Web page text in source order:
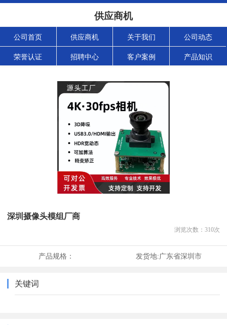
供应商机
公司首页 供应商机 关于我们 公司动态
荣誉认证 招聘中心 客户案例 产品知识
深圳摄像头模组厂商
浏览次数： 310次
产品规格： 发货地:广东省深圳市
关键词